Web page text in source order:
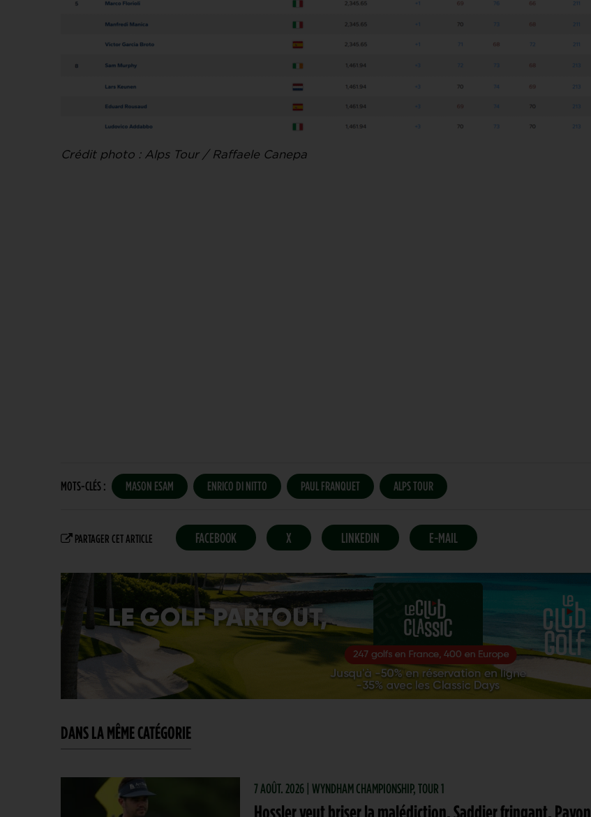
Crédit photo : Alps Tour / Raffaele Canepa
MOTS-CLÉS : MASON ESAM ENRICO DI NITTO PAUL FRANQUET ALPS TOUR
PARTAGER CET ARTICLE FACEBOOK X LINKEDIN E-MAIL
DANS LA MÊME CATÉGORIE
7 AOÛT. 2026 | WYNDHAM CHAMPIONSHIP, TOUR 1
Hossler veut briser la malédiction, Saddier fringant, Pavon